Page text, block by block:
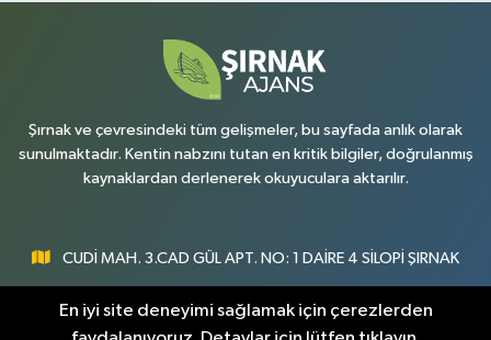
Şırnak ve çevresindeki tüm gelişmeler, bu sayfada anlık olarak
sunulmaktadır. Kentin nabzını tutan en kritik bilgiler, doğrulanmış
kaynaklardan derlenerek okuyuculara aktarılır.
CUDİ MAH. 3.CAD GÜL APT. NO: 1 DAİRE 4 SİLOPİ ŞIRNAK
0547 300 73 73
En iyi site deneyimi sağlamak için çerezlerden